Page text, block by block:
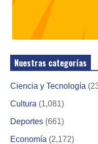
Nuestras categorías
Ciencia y Tecnología
Cultura (1,081)
Deportes (661)
Economía (2,172)